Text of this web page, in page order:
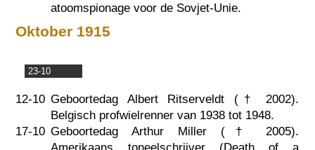
atoomspionage voor de Sovjet-Unie.
Oktober 1915
23-10
12-10 Geboortedag Albert Ritserveldt (†2002).
Belgisch profwielrenner van 1938 tot 1948.
17-10 Geboortedag Arthur Miller (†2005).